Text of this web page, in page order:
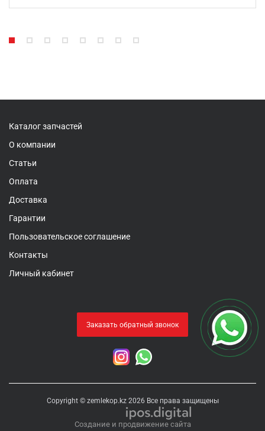
Каталог запчастей
О компании
Статьи
Оплата
Доставка
Гарантии
Пользовательское соглашение
Контакты
Личный кабинет
Заказать обратный звонок
Copyright © zemlekop.kz 2026 Все права защищены
Создание и продвижение сайта